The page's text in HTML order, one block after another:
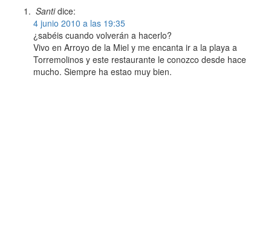
Santi dice:
4 junio 2010 a las 19:35
¿sabéis cuando volverán a hacerlo?
Vivo en Arroyo de la Miel y me encanta ir a la playa a
Torremolinos y este restaurante le conozco desde hace
mucho. Siempre ha estao muy bien.